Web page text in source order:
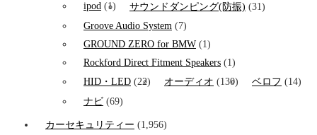
ipod (1) サウンドダンピング(防振) (31)
Groove Audio System (7)
GROUND ZERO for BMW (1)
Rockford Direct Fitment Speakers (1)
HID・LED (22) オーディオ (130) ベロフ (14)
ナビ (69)
カーセキュリティー (1,956)